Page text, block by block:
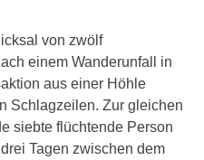
von zwölf
einem Wanderunfall in
aus einer Höhle
Schlagzeilen. Zur gleichen
siebte flüchtende Person
Tagen zwischen dem